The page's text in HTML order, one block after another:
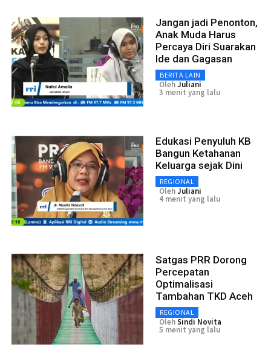
Jangan jadi Penonton,
Anak Muda Harus
Percaya Diri Suarakan
Ide dan Gagasan
BERITA LAIN
OlehJuliani
3 menit yang lalu
Edukasi Penyuluh KB
Bangun Ketahanan
Keluarga sejak Dini
REGIONAL
OlehJuliani
4 menit yang lalu
Satgas PRR Dorong
Percepatan
Optimalisasi
Tambahan TKD Aceh
REGIONAL
OlehSindi Novita
5 menit yang lalu